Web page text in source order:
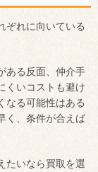
ぞれに向いている
ある反面、仲介手
くいコストも避け
なる可能性はある
く、条件が合えば
たいなら買取を選